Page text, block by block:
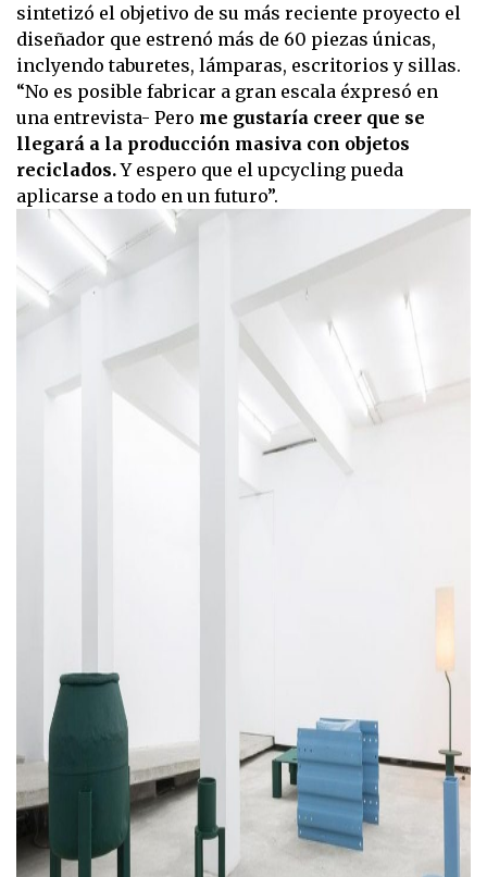
sintetizó el objetivo de su más reciente proyecto el
diseñador que estrenó más de 60 piezas únicas,
inclyendo taburetes, lámparas, escritorios y sillas.
“No es posible fabricar a gran escala éxpresó en
una entrevista- Pero me gustaría creer que se
llegará a la producción masiva con objetos
reciclados.Y espero que el upcycling pueda
aplicarse a todo en un futuro”.